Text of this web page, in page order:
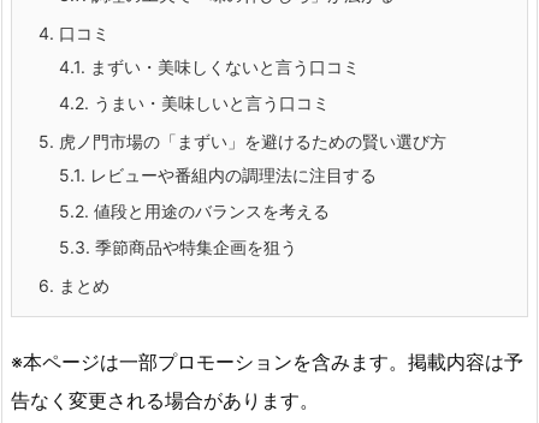
4. 口コミ
4.1. まずい・美味しくないと言う口コミ
4.2. うまい・美味しいと言う口コミ
5. 虎ノ門市場の「まずい」を避けるための賢い選び方
5.1. レビューや番組内の調理法に注目する
5.2. 値段と用途のバランスを考える
5.3. 季節商品や特集企画を狙う
6. まとめ
※本ページは一部プロモーションを含みます。掲載内容は予
告なく変更される場合があります。